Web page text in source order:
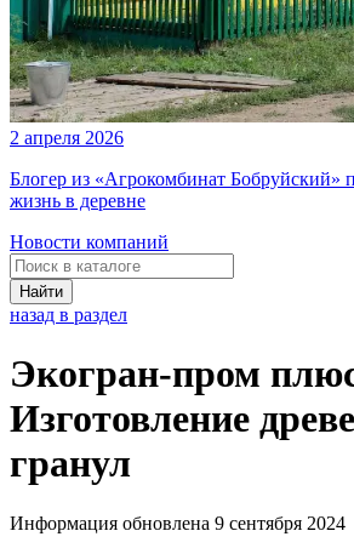
2 апреля 2026
Блогер из «Агрокомбинат Бобруйский»
жизнь в деревне
Новости компаний
Найти
назад в раздел
Экогран-пром
Изготовление
гранул
Информация обновлена 9 сентября 2024